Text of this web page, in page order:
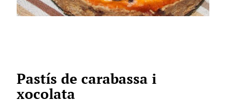
Pastís de carabassa i
xocolata